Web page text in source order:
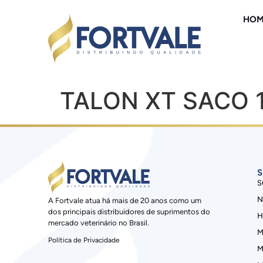
TALON XT SACO
A Fortvale atua há mais de 20 anos como um
dos principais distribuidores de suprimentos do
mercado veterinário no Brasil.
Política de Privacidade